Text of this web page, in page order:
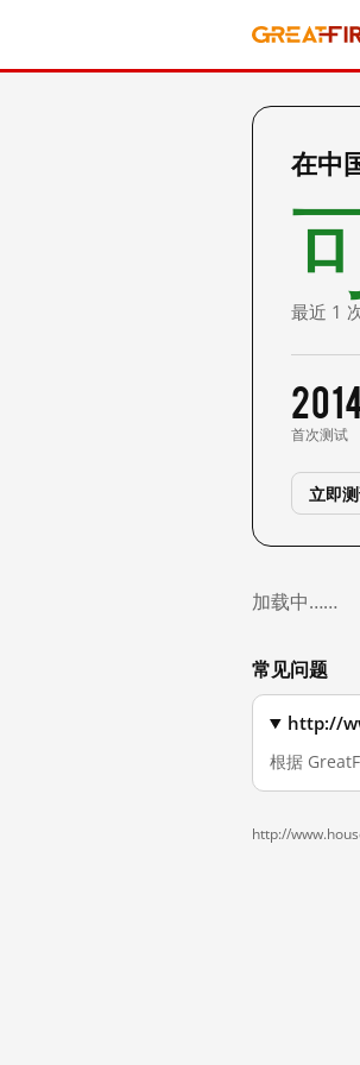
在中
最近 1
首次测试
立即
加载中……
常见问题
http://
根据
http://